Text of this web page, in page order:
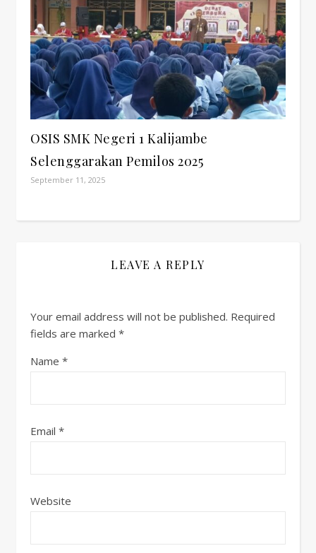
OSIS SMK Negeri 1 Kalijambe
Selenggarakan Pemilos 2025
September 11, 2025
LEAVE A REPLY
Your email address will not be published. Required
fields are marked *
Name *
Email *
Website